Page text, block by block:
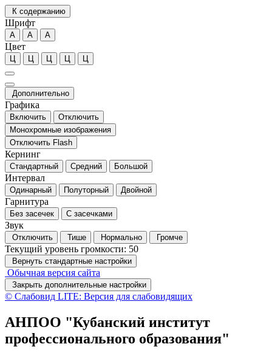
К содержанию
Шрифт
А А А
Цвет
Ц Ц Ц Ц Ц
Дополнительно
Графика
Включить
Отключить
Монохромные изображения
Отключить Flash
Кернинг
Стандартный Средний Большой
Интервал
Одинарный Полуторный Двойной
Гарнитура
Без засечек С засечками
Звук
Отключить Тише Нормально Громче
Текущий уровень громкости: 50
Вернуть стандартные настройки
Обычная версия сайта
Закрыть дополнительные настройки
© Слабовид LITE: Версия для слабовидящих
АНПОО "Кубанский институт
профессионального образования"